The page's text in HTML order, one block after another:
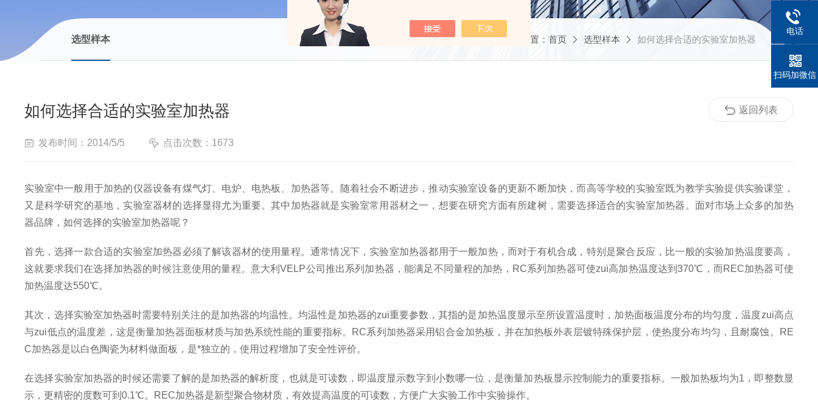
选型样本 当前位置： 首页 选型样本 如何选择合适的实验室加热器
如何选择合适的实验室加热器
发布时间：2014/5/5 点击次数：1673
实验室中一般用于加热的仪器设备有煤气灯、电炉、电热板、加热器等。随着社会不断进步，推动实验室设备的更新不断加快，而高等学校的实验室既为教学实验提供实验课堂，
又是科学研究的基地，实验室器材的选择显得尤为重要。其中加热器就是实验室常用器材之一，想要在研究方面有所建树，需要选择适合的实验室加热器。面对市场上众多的加热
器品牌，如何选择的实验室加热器呢？
首先，选择一款合适的实验室加热器必须了解该器材的使用量程。通常情况下，实验室加热器都用于一般加热，而对于有机合成，特别是聚合反应，比一般的实验加热温度要高，
这就要求我们在选择加热器的时候注意使用的量程。意大利VELP公司推出系列 加热器 ，能满足不同量程的加热，RC系列加热器可使zui高加热温度达到370℃，而REC加热器可使
加热温度达550℃。
其次，选择实验室加热器时需要特别关注的是加热器的均温性。均温性是加热器的zui重要参数，其指的是加热温度显示至所设置温度时，加热面板温度分布的均匀度，温度zui高点
与zui低点的温度差，这是衡量加热器面板材质与加热系统性能的重要指标。RC系列 加热器采用铝合金加热板，并在加热板外表层镀特殊保护层，使热度分布均匀，且耐腐蚀。RE
C加热器是以白色陶瓷为材料做面板，是*独立的，使用过程增加了安全性评价。
在选择实验室加热器的时候还需要了解的是加热器的解析度，也就是可读数，即温度显示数字到小数哪一位，是衡量加热板显示控制能力的重要指标。一般加热板均为1，即整数显
示，更精密的度数可到0.1℃。REC加热器是新型聚合物材质，有效提高温度的可读数，方便广大实验工作中实验操作。
返回列表
电话
扫码加微信